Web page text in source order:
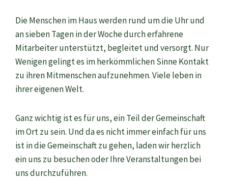
Die Menschen im Haus werden rund um die Uhr und
an sieben Tagen in der Woche durch erfahrene
Mitarbeiter unterstützt, begleitet und versorgt. Nur
Wenigen gelingtes im herkömmlichen Sinne Kontakt
zu ihrenMitmenschen aufzunehmen. Vieleleben in
ihrer eigenen Welt.
Ganz wichtig ist es füruns,ein Teil der Gemeinschaft
im Ort zu sein. Und da es nicht immer einfach für uns
ist in die Gemeinschaft zugehen, laden wir herzlich
ein uns zu besuchen oder Ihre Veranstaltungen bei
uns durchzuführen.